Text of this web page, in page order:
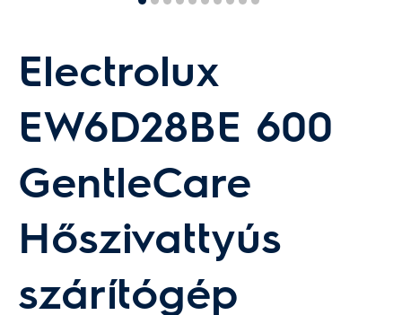
Electrolux
EW6D28BE 600
GentleCare
Hőszivattyús
szárítógép